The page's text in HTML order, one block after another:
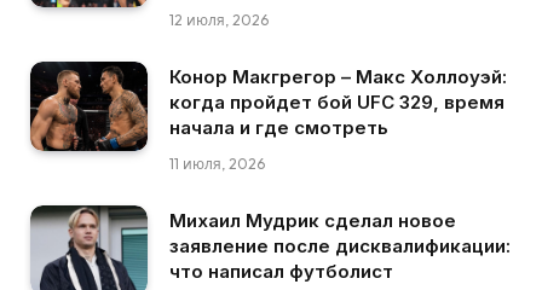
12 июля, 2026
Конор Макгрегор – Макс Холлоуэй:
когда пройдет бой UFC 329, время
начала и где смотреть
11 июля, 2026
Михаил Мудрик сделал новое
заявление после дисквалификации:
что написал футболист